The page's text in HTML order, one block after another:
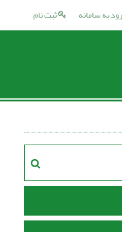
ثبت نام به سامانه